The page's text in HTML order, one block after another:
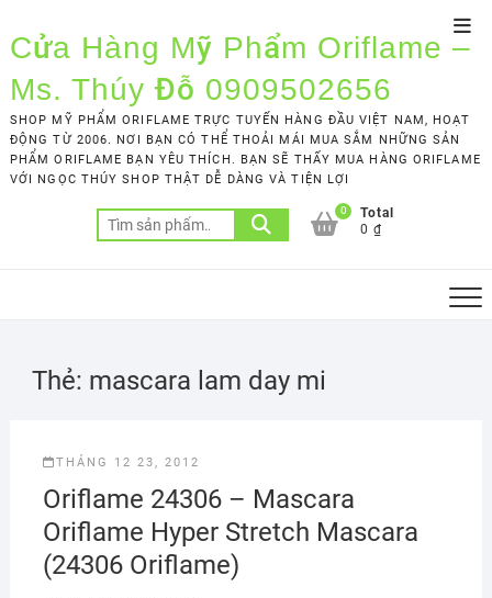
to
content
Cửa Hàng Mỹ Phẩm Oriflame –
Ms. Thúy Đỗ 0909502656
SHOP MỸ PHẨM ORIFLAME TRỰC TUYẾN HÀNG ĐẦU VIỆT NAM, HOẠT
ĐỘNG TỪ 2006. NƠI BẠN CÓ THỂ THOẢI MÁI MUA SẮM NHỮNG SẢN
PHẨM ORIFLAME BẠN YÊU THÍCH. BẠN SẼ THẤY MUA HÀNG ORIFLAME
VỚI NGỌC THÚY SHOP THẬT DỄ DÀNG VÀ TIỆN LỢI
Tìm
kiếm:
0
Total
0 ₫
Thẻ: mascara lam day mi
THÁNG 12 23, 2012
Oriflame 24306 – Mascara
Oriflame Hyper Stretch Mascara
(24306 Oriflame)